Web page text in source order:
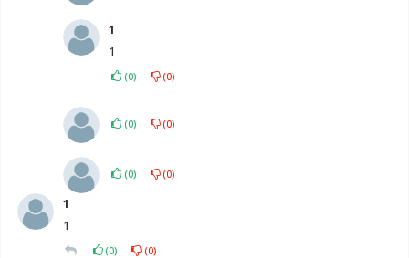
1
1
(0) (0)
(0) (0)
(0) (0)
1
1
(0) (0)